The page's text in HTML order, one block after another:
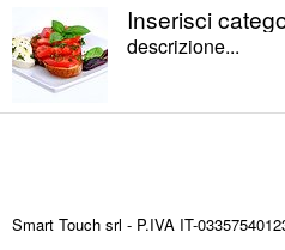
Inserisci
descrizione...